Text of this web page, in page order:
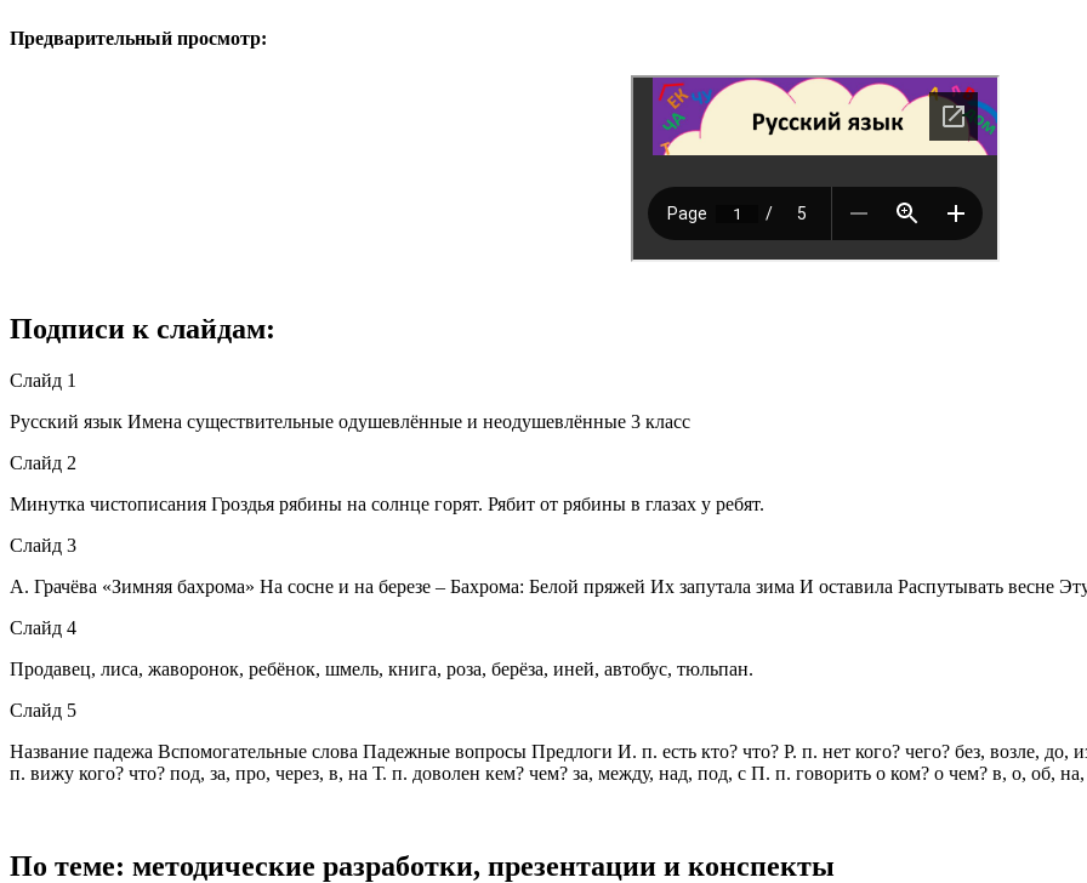
Предварительный просмотр:
Подписи к слайдам:
Слайд 1
Русский язык Имена существительные одушевлённые и неодушевлённые 3 класс
Слайд 2
Минутка чистописания Гроздья рябины на солнце горят. Рябит от рябины в глазах у ребят.
Слайд 3
А. Грачёва «Зимняя бахрома» На сосне и на березе – Бахрома: Белой пряжей Их запутала зима И оставила Распутывать весне
Слайд 4
Продавец, лиса, жаворонок, ребёнок, шмель, книга, роза, берёза, иней, автобус, тюльпан.
Слайд 5
Название падежа Вспомогательные слова Падежные вопросы Предлоги И. п. есть кто? что? Р. п. нет кого? чего? без, возле, до,
п. вижу кого? что? под, за, про, через, в, на Т. п. доволен кем? чем? за, между, над, под, с П. п. говорить о ком? о чем?
По теме: методические разработки, презентации и конспекты